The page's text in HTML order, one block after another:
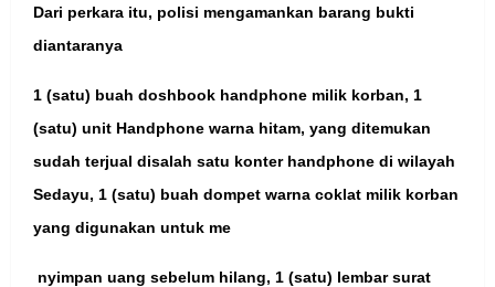
Dari perkara itu, polisi mengamankan barang bukti
diantaranya
1 (satu) buah doshbook handphone milik korban, 1
(satu) unit Handphone warna hitam, yang ditemukan
sudah terjual disalah satu konter handphone di wilayah
Sedayu, 1 (satu) buah dompet warna coklat milik korban
yang digunakan untuk me
nyimpan uang sebelum hilang, 1 (satu) lembar surat